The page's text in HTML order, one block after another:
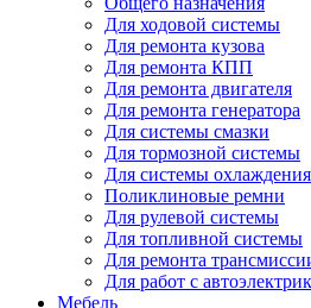
Для ходовой системы
Для ремонта кузова
Для ремонта КПП
Для ремонта двигателя
Для ремонта генератора
Для системы смазки
Для тормозной системы
Для системы охлаждения
Поликлиновые ремни
Для рулевой системы
Для топливной системы
Для ремонта
Для работ с
Мебель